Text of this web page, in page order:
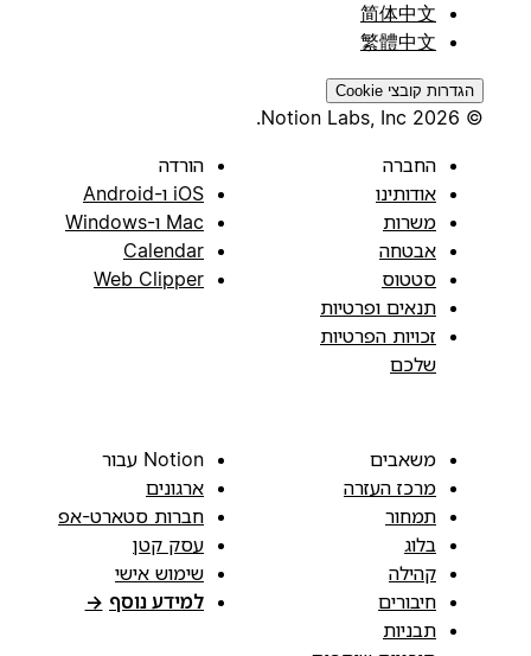
简体中文
繁體中文
הגדרות קובצי Cookie
© 2026 Notion Labs, Inc.
החברה
אודותינו
משרות
אבטחה
סטטוס
תנאים ופרטיות
זכויות הפרטיות
שלכם
הורדה
iOS ו-Android
Mac ו-Windows
Calendar
Web Clipper
משאבים
מרכז העזרה
תמחור
בלוג
קהילה
חיבורים
תבניות
Notion עבור
ארגונים
חברות סטארט-אפ
עסק קטן
שימוש אישי
למידע נוסף →